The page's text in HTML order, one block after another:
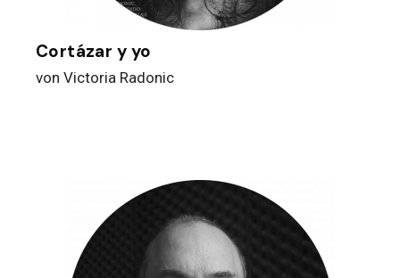
Cortázar y yo
von Victoria Radonic